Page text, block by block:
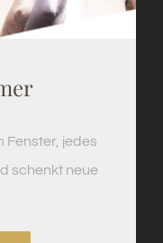
Fenster, jedes
schenkt neue